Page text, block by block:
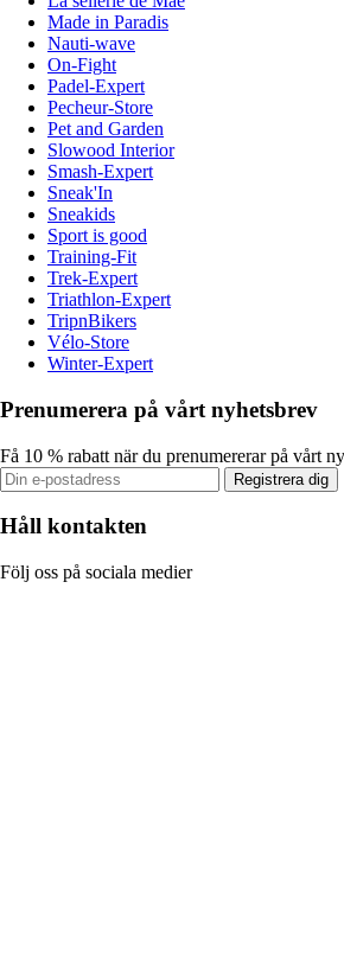
Made in Paradis
Nauti-wave
On-Fight
Padel-Expert
Pecheur-Store
Pet and Garden
Slowood Interior
Smash-Expert
Sneak'In
Sneakids
Sport is good
Training-Fit
Trek-Expert
Triathlon-Expert
TripnBikers
Vélo-Store
Winter-Expert
Prenumerera på vårt nyhetsbrev
Få 10 % rabatt när du prenumererar på vårt
Registrera dig
Håll kontakten
Följ oss på sociala medier